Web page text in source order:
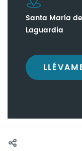
Santa María
Laguardia